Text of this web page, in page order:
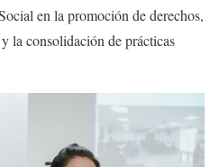
en la promoción de derechos,
la consolidación de prácticas